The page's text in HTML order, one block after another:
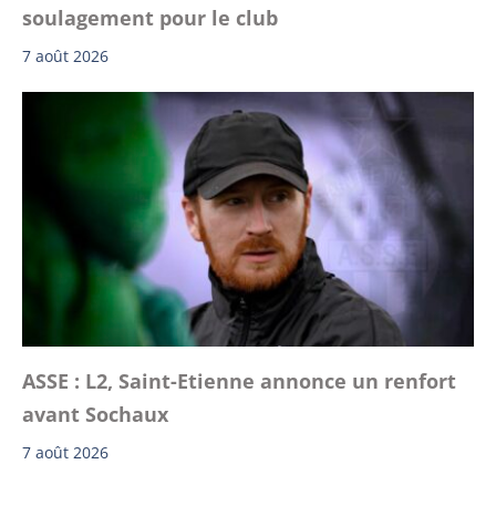
soulagement pour le club
7 août 2026
ASSE : L2, Saint-Etienne annonce un renfort
avant Sochaux
7 août 2026